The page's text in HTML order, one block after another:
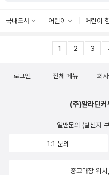
국내도서 어린이 어린이
1 2 3
로그인 전체 메뉴 회
(주)알라딘커
일반문의 (발신자
1:1 문의
중고매장 위